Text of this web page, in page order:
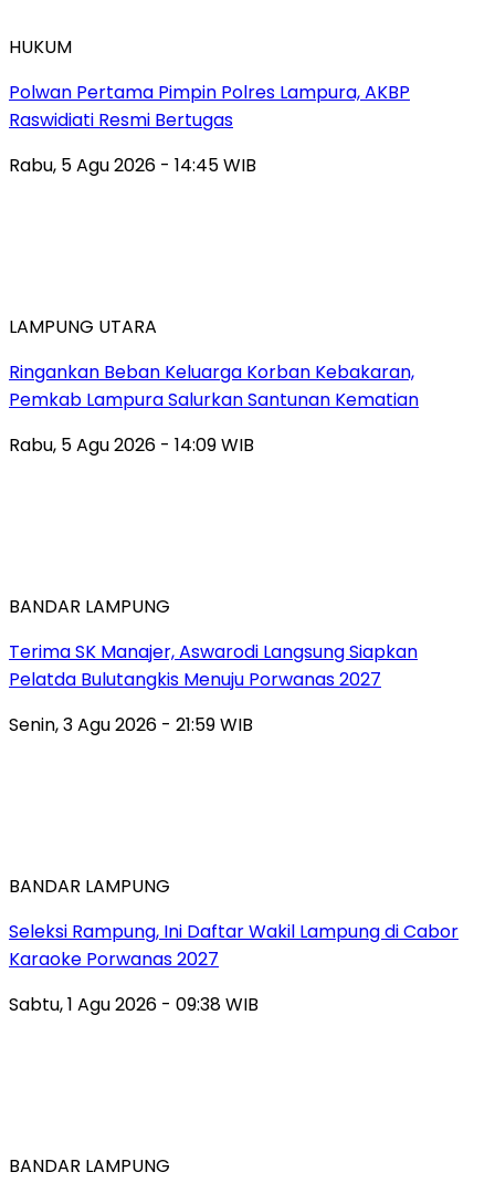
HUKUM
Polwan Pertama Pimpin Polres Lampura, AKBP
Raswidiati Resmi Bertugas
Rabu, 5 Agu 2026 - 14:45 WIB
LAMPUNG UTARA
Ringankan Beban Keluarga Korban Kebakaran,
Pemkab Lampura Salurkan Santunan Kematian
Rabu, 5 Agu 2026 - 14:09 WIB
BANDAR LAMPUNG
Terima SK Manajer, Aswarodi Langsung Siapkan
Pelatda Bulutangkis Menuju Porwanas 2027
Senin, 3 Agu 2026 - 21:59 WIB
BANDAR LAMPUNG
Seleksi Rampung, Ini Daftar Wakil Lampung di Cabor
Karaoke Porwanas 2027
Sabtu, 1 Agu 2026 - 09:38 WIB
BANDAR LAMPUNG